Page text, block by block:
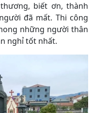
biết ơn, thành
đã mất. Thi công
những người thân
nghỉ tốt nhất.